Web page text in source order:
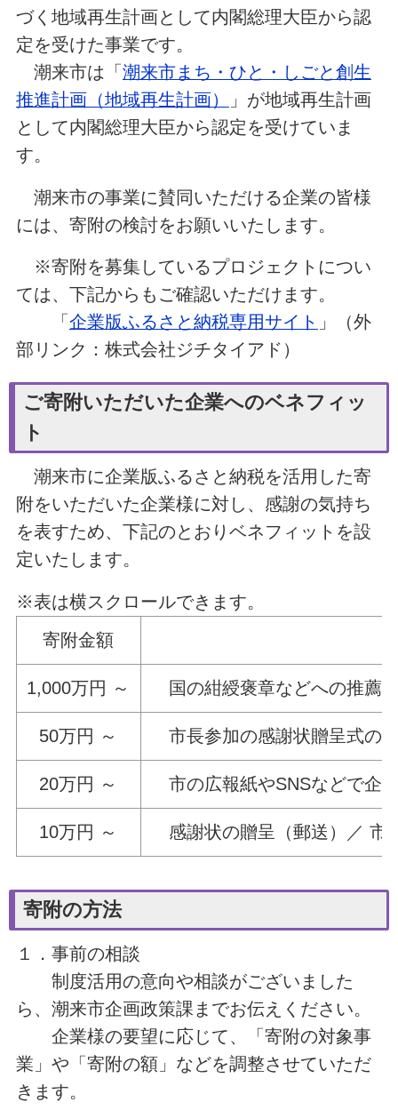
づく地域再生計画として内閣総理大臣から認
定を受けた事業です。
潮来市は「 潮来市まち・ひと・しごと創生
推進計画（地域再生計画）
」が地域再生計画
として内閣総理大臣から認定を受けていま
す。
潮来市の事業に賛同いただける企業の皆様
には、寄附の検討をお願いいたします。
※寄附を募集しているプロジェクトについ
ては、下記からもご確認いただけます。
「 企業版ふるさと納税専用サイト 」（外
部リンク：株式会社ジチタイアド）
ご寄附いただいた企業へのベネフィッ
ト
潮来市に企業版ふるさと納税を活用した寄
附をいただいた企業様に対し、感謝の気持ち
を表すため、下記のとおりベネフィットを設
定いたします。
※表は横スクロールできます。
寄附金額
1,000万円 ～ 国の紺綬褒章などへの推薦
50万円 ～ 市長参加の感謝状贈呈式の
20万円 ～ 市の広報紙やSNSなどで企
10万円 ～ 感謝状の贈呈（郵送）／ 市
寄附の方法
１．事前の相談
制度活用の意向や相談がございました
ら、潮来市企画政策課までお伝えください。
企業様の要望に応じて、「寄附の対象事
業」や「寄附の額」などを調整させていただ
きます。